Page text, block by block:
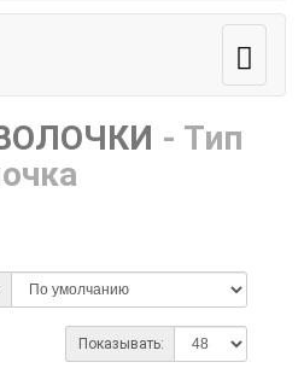
- Тип
Показывать: